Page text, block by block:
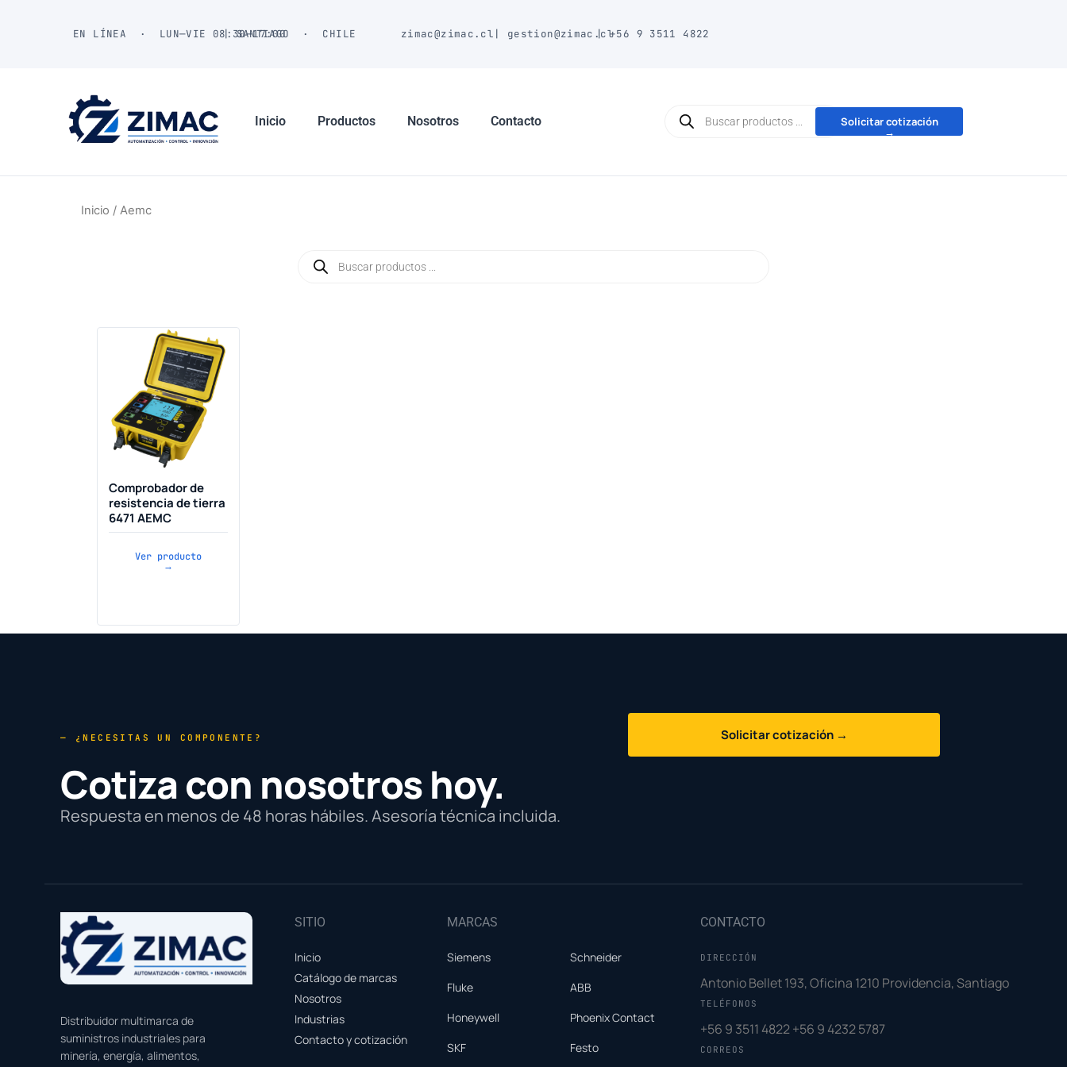
EN LÍNEA · LUN—VIE 08:30—17:00| SANTIAGO · CHILE zimac@zimac.cl | gestion@zimac.cl
|+56 9 3511 4822
Inicio Productos Nosotros Contacto
productos
Solicitar cotización
→
Inicio / Aemc
productos
Comprobador de
resistencia de tierra
6471 AEMC
Ver producto
→
— ¿NECESITAS UN COMPONENTE?
Cotiza con nosotros hoy.
Respuesta en menos de 48 horas hábiles. Asesoría técnica incluida.
Solicitar cotización →
Distribuidor multimarca de
suministros industriales para
minería, energía, alimentos,
SITIO
Inicio
Catálogo de marcas
Nosotros
Industrias
Contacto y cotización
MARCAS
Siemens
Schneider
Fluke
ABB
Honeywell
Phoenix Contact
SKF
Festo
CONTACTO
DIRECCIÓN
Antonio Bellet 193, Oficina 1210 Providencia, Santiago
TELÉFONOS
+56 9 3511 4822 +56 9 4232 5787
CORREOS